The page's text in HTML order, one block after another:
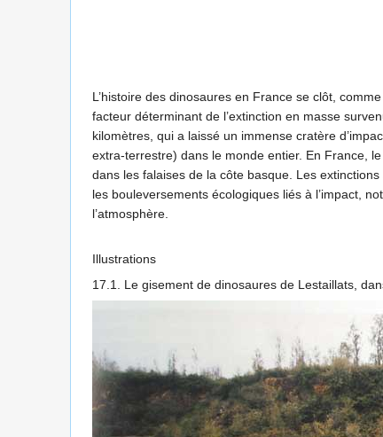
L’histoire des dinosaures en France se clôt,
facteur déterminant de l’extinction en masse
kilomètres, qui a laissé un immense cratère
extra-terrestre) dans le monde entier. En France,
dans les falaises de la côte basque. Les
les bouleversements écologiques liés à l’impact,
l’atmosphère.
Illustrations
17.1. Le gisement de dinosaures de Lestaillats,